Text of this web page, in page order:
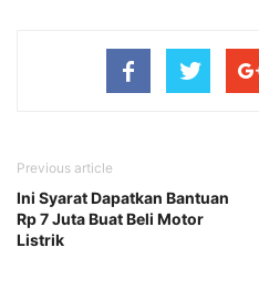
Previous article
Ini Syarat Dapatkan Bantuan
Rp 7 Juta Buat Beli Motor
Listrik